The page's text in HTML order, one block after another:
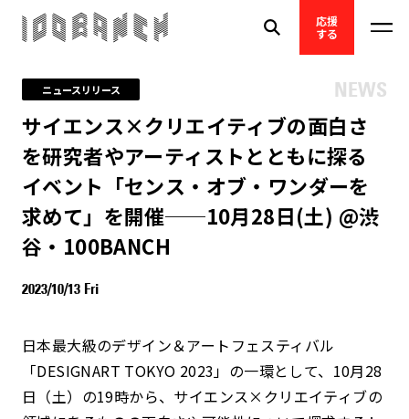
応援
する
NEWS
ニュースリリース
サイエンス×クリエイティブの面白さ
を研究者やアーティストとともに探る
イベント「センス・オブ・ワンダーを
求めて」を開催──10月28日(土) @渋
谷・100BANCH
2023/10/13 Fri
日本最大級のデザイン＆アートフェスティバル
「DESIGNART TOKYO 2023」の一環として、10月28
日（土）の19時から、サイエンス×クリエイティブの